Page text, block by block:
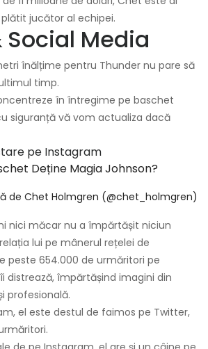
jucător al echipei.
Social Media
înălțime pentru Thunder nu pare să
timp.
în întregime pe baschet
siguranță vă vom actualiza dacă
pe Instagram
Deține Magia Johnson?
de Chet Holmgren (@chet_holmgren)
nici măcar nu a împărtășit niciun
lui pe mânerul rețelei de
peste 654.000 de urmăritori pe
distrează, împărtășind imagini din
profesională.
el este destul de faimos pe Twitter,